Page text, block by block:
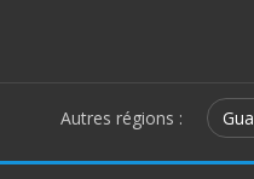
Autres régions :